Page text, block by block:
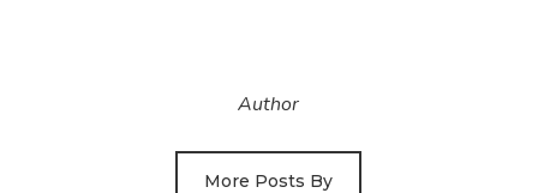
Author
More Posts By